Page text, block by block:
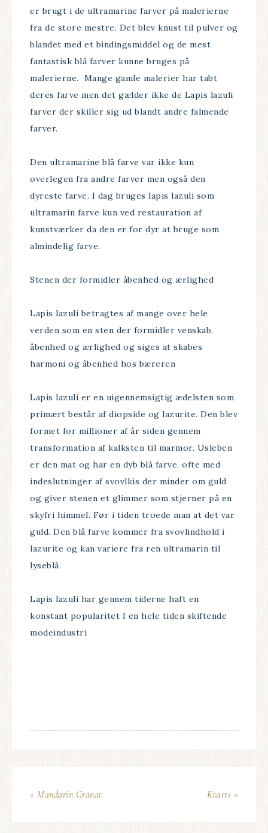
er brugt i de ultramarine farver på malerierne
fra de store mestre. Det blev knust til pulver og
blandet med et bindingsmiddel og de mest
fantastisk blå farver kunne bruges på
malerierne. Mange gamle malerier har tabt
deres farve men det gælder ikke de Lapis lazuli
farver der skiller sig ud blandt andre falmende
farver.
Den ultramarine blå farve var ikke kun
overlegen fra andre farver men også den
dyreste farve. I dag bruges lapis lazuli som
ultramarin farve kun ved restauration af
kunstværker da den er for dyr at bruge som
almindelig farve.
Stenen der formidler åbenhed og ærlighed
Lapis lazuli betragtes af mange over hele
verden som en sten der formidler venskab,
åbenhed og ærlighed og siges at skabes
harmoni og åbenhed hos bæreren
Lapis lazuli er en uigennemsigtig ædelsten som
primært består af diopside og lazurite. Den blev
formet for millioner af år siden gennem
transformation af kalksten til marmor. Usleben
er den mat og har en dyb blå farve, ofte med
indeslutninger af svovlkis der minder om guld
og giver stenen et glimmer som stjerner på en
skyfri himmel. Før i tiden troede man at det var
guld. Den blå farve kommer fra svovlindhold i
lazurite og kan variere fra ren ultramarin til
lyseblå.
Lapis lazuli har gennem tiderne haft en
konstant popularitet I en hele tiden skiftende
modeindustri
« Mandarin Granat Kvarts »